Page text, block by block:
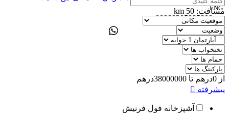
ENG
00989305885808
مسافت: 50
از 0درهم تا 38000000درهم
پیشرفته
آشپزخانه فول فرنیش